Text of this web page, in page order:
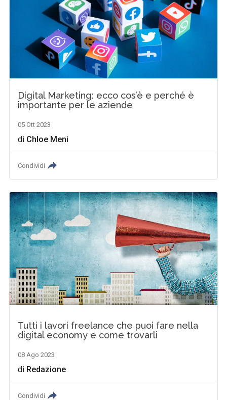
Digital Marketing: ecco cos’è e perché è
importante per le aziende
05 Ott 2023
di Chloe Meni
Condividi
Tutti i lavori freelance che puoi fare nella
digital economy e come trovarli
08 Ago 2023
di Redazione
Condividi